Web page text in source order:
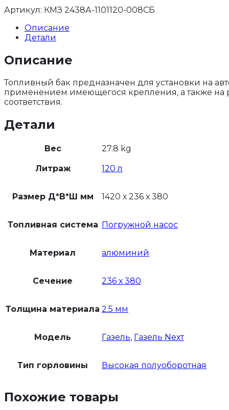
Артикул: КМЗ 2438А-1101120-008СБ
Описание
Детали
Описание
Топливный бак предназначен для установки на
применением имеющегося крепления, а также на
соответствия.
Детали
Вес 27.8 kg
Литраж 120 л
Размер Д*В*Ш мм 1420 х 236 х 380
Топливная система Погружной насос
Материал алюминий
Сечение 236 х 380
Толщина материала 2.5 мм
Модель Газель, Газель Nехт
Тип горловины Высокая полуоборотная
Похожие товары